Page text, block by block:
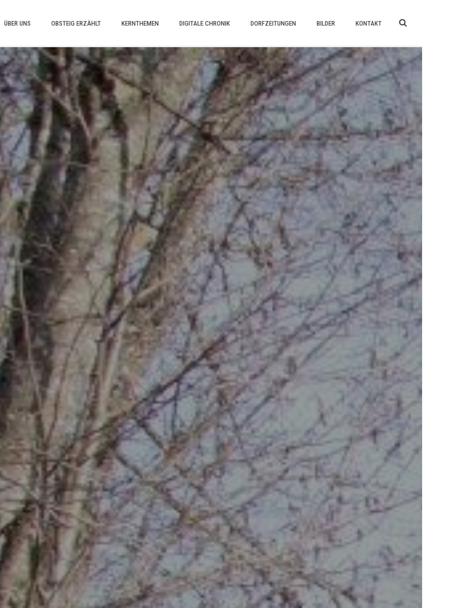
ÜBER UNS OBSTEIG ERZÄHLT KERNTHEMEN DIGITALE CHRONIK DORFZEITUNGEN BILDER KONTAKT